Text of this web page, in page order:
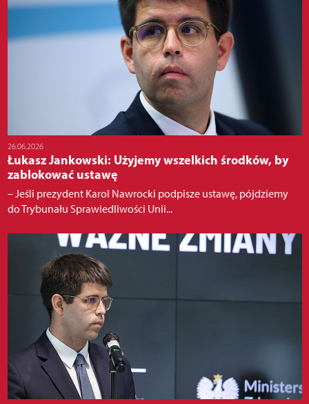
26.06.2026
Łukasz Jankowski: Użyjemy wszelkich środków, by
zablokować ustawę
– Jeśli prezydent Karol Nawrocki podpisze ustawę, pójdziemy
do Trybunału Sprawiedliwości Unii...